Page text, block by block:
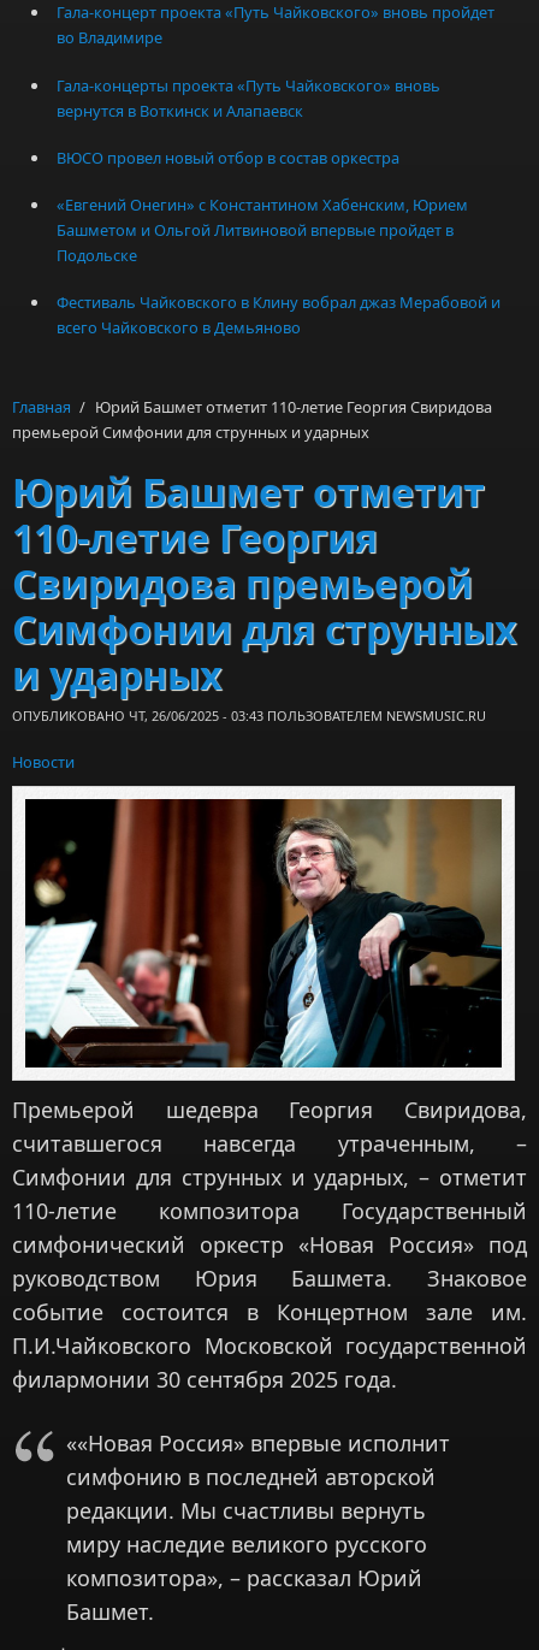
Гала-концерт проекта «Путь Чайковского» вновь пройдет
во Владимире
Гала-концерты проекта «Путь Чайковского» вновь
вернутся в Воткинск и Алапаевск
ВЮСО провел новый отбор в состав оркестра
«Евгений Онегин» с Константином Хабенским, Юрием
Башметом и Ольгой Литвиновой впервые пройдет в
Подольске
Фестиваль Чайковского в Клину вобрал джаз Мерабовой и
всего Чайковского в Демьяново
Главная / Юрий Башмет отметит 110-летие Георгия Свиридова
премьерой Симфонии для струнных и ударных
Юрий Башмет отметит
110-летие Георгия
Свиридова премьерой
Симфонии для струнных
и ударных
ОПУБЛИКОВАНО ЧТ, 26/06/2025 - 03:43 ПОЛЬЗОВАТЕЛЕМ NEWSMUSIC.RU
Новости
Премьерой шедевра Георгия Свиридова,
считавшегося навсегда утраченным, –
Симфонии для струнных и ударных, – отметит
110-летие композитора Государственный
симфонический оркестр «Новая Россия» под
руководством Юрия Башмета. Знаковое
событие состоится в Концертном зале им.
П.И.Чайковского Московской государственной
филармонии 30 сентября 2025 года.
««Новая Россия» впервые исполнит
симфонию в последней авторской
редакции. Мы счастливы вернуть
миру наследие великого русского
композитора», – рассказал Юрий
Башмет.